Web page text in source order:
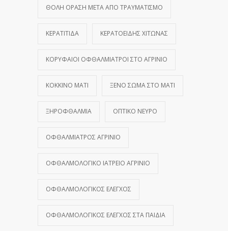
ΘΟΛΉ ΌΡΑΣΗ ΜΕΤΆ ΑΠΌ ΤΡΑΥΜΑΤΙΣΜΌ
ΚΕΡΑΤΊΤΙΔΑ ΚΕΡΑΤΟΕΙΔΉΣ ΧΙΤΏΝΑΣ
ΚΟΡΥΦΑΊΟΙ ΟΦΘΑΛΜΊΑΤΡΟΙ ΣΤΟ ΑΓΡΊΝΙΟ
ΚΌΚΚΙΝΟ ΜΆΤΙ ΞΈΝΟ ΣΏΜΑ ΣΤΟ ΜΆΤΙ
ΞΗΡΟΦΘΑΛΜΊΑ ΟΠΤΙΚΌ ΝΕΎΡΟ
ΟΦΘΑΛΜΊΑΤΡΟΣ ΑΓΡΊΝΙΟ
ΟΦΘΑΛΜΟΛΟΓΙΚΌ ΙΑΤΡΕΊΟ ΑΓΡΊΝΙΟ
ΟΦΘΑΛΜΟΛΟΓΙΚΌΣ ΈΛΕΓΧΟΣ
ΟΦΘΑΛΜΟΛΟΓΙΚΌΣ ΈΛΕΓΧΟΣ ΣΤΑ ΠΑΙΔΙΆ